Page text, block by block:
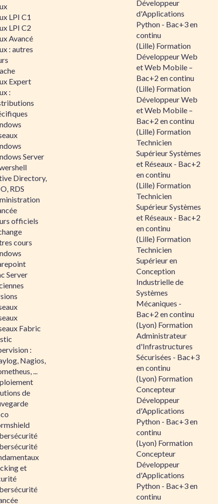
LPI C1
LPI C2
Avancé
: autres
Expert
:
Server
Directory,
RDS
officiels
cours
Server
Fabric
:
Nagios,
...
de
et
Développeur
d'Applications
Python - Bac+3 en
continu
(Lille) Formation
Développeur Web
et Web Mobile –
Bac+2 en continu
(Lille) Formation
Développeur Web
et Web Mobile –
Bac+2 en continu
(Lille) Formation
Technicien
Supérieur Systèmes
et Réseaux - Bac+2
en continu
(Lille) Formation
Technicien
Supérieur Systèmes
et Réseaux - Bac+2
en continu
(Lille) Formation
Technicien
Supérieur en
Conception
Industrielle de
Systèmes
Mécaniques -
Bac+2 en continu
(Lyon) Formation
Administrateur
d'Infrastructures
Sécurisées - Bac+3
en continu
(Lyon) Formation
Concepteur
Développeur
d'Applications
Python - Bac+3 en
continu
(Lyon) Formation
Concepteur
Développeur
d'Applications
Python - Bac+3 en
continu